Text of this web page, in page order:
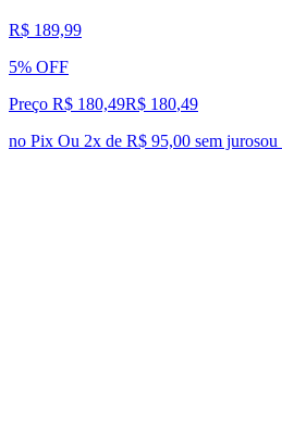
R$ 189,99
5% OFF
Preço R$ 180,49R$ 180,49
no Pix Ou 2x de R$ 95,00 sem jurosou